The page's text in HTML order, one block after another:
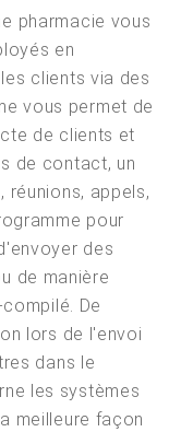
pharmacie vous
en
clients via des
vous permet de
de clients et
de contact, un
appels,
pour
des
de manière
De
lors de l'envoi
dans le
les systèmes
meilleure façon